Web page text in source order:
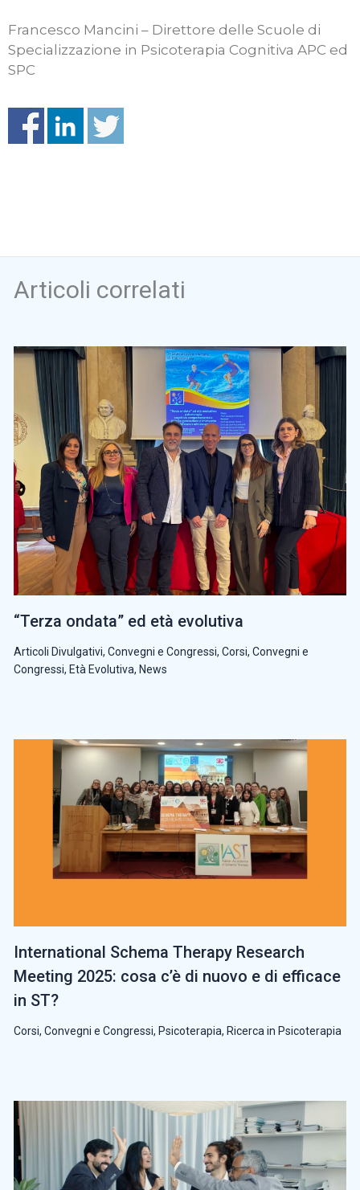
Francesco Mancini – Direttore delle Scuole di
Specializzazione in Psicoterapia Cognitiva APC ed
SPC
Articoli correlati
“Terza ondata” ed età evolutiva
Articoli Divulgativi, Convegni e Congressi, Corsi, Convegni e
Congressi, Età Evolutiva, News
International Schema Therapy Research
Meeting 2025: cosa c’è di nuovo e di efficace
in ST?
Corsi, Convegni e Congressi, Psicoterapia, Ricerca in Psicoterapia